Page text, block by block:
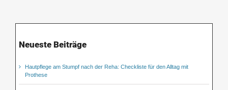
Neueste Beiträge
Hautpflege am Stumpf nach der Reha: Checkliste für den Alltag mit
Prothese